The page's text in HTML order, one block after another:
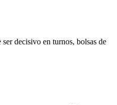
decisivo en turnos, bolsas de